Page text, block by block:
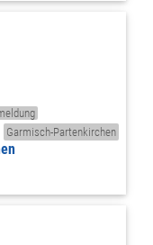
Garmisch-Partenkirchen